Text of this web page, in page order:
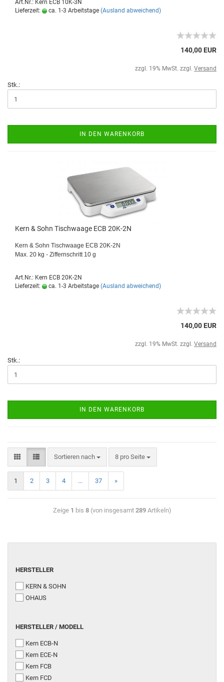
Art.Nr.: Kern ECB 10K-3N
Lieferzeit:
ca. 1-3 Arbeitstage (Ausland abweichend)
140,00 EUR
zzgl. 19% MwSt. zzgl. Versand
Stk.:
IN DEN WARENKORB
Kern & Sohn Tischwaage ECB 20K-2N
Kern & Sohn Tischwaage ECB 20K-2N
Max. 20 kg - Ziffernschritt 10 g
Art.Nr.: Kern ECB 20K-2N
Lieferzeit:
ca. 1-3 Arbeitstage (Ausland abweichend)
140,00 EUR
zzgl. 19% MwSt. zzgl. Versand
Stk.:
IN DEN WARENKORB
Sortieren nach 8 pro Seite
1 2 3 4 ... 37 »
Zeige 1 bis 8(von insgesamt 289Artikeln)
HERSTELLER
KERN & SOHN
OHAUS
HERSTELLER / MODELL
Kern ECB-N
Kern ECE-N
Kern FCB
Kern FCD